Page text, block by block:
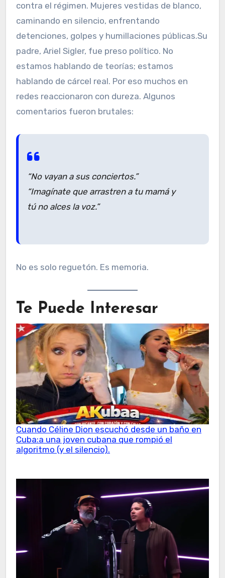
contra el régimen. Mujeres vestidas de blanco,
caminando en silencio, enfrentando
detenciones, golpes y humillaciones públicas.Su
padre, Ariel Sigler, fue preso político. No
estamos hablando de teorías; estamos
hablando de cárcel real. Por eso muchos en
redes reaccionaron con dureza. Algunos
comentarios fueron brutales:
“No vayan a sus conciertos.”
“Imagínate que arrastren a tu mamá y
tú no alces la voz.”
No es solo reguetón. Es memoria.
Te Puede Interesar
Cuando Céline Dion escuchó desde un baño en
Cuba:a una joven cubana que rompió el
algoritmo (y el silencio).